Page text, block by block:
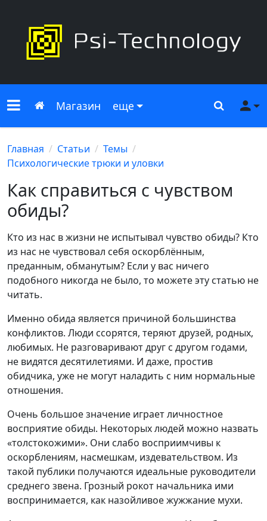
Меню сайта
Главная
Магазин еще Поиск
Главная Статьи
Темы
Психологические трюки и уловки
Как справиться с чувством
обиды?
Кто из нас в жизни не испытывал чувство обиды? Кто
из нас не чувствовал себя оскорблённым,
преданным, обманутым? Если у вас ничего
подобного никогда не было, то можете эту статью не
читать.
Именно обида является причиной большинства
конфликтов. Люди ссорятся, теряют друзей, родных,
любимых. Не разговаривают друг с другом годами,
не видятся десятилетиями. И даже, простив
обидчика, уже не могут наладить с ним нормальные
отношения.
Очень большое значение играет личностное
восприятие обиды. Некоторых людей можно назвать
«толстокожими». Они слабо восприимчивы к
оскорблениям, насмешкам, издевательством. Из
такой публики получаются идеальные руководители
среднего звена. Грозный рокот начальника ими
воспринимается, как назойливое жужжание мухи.